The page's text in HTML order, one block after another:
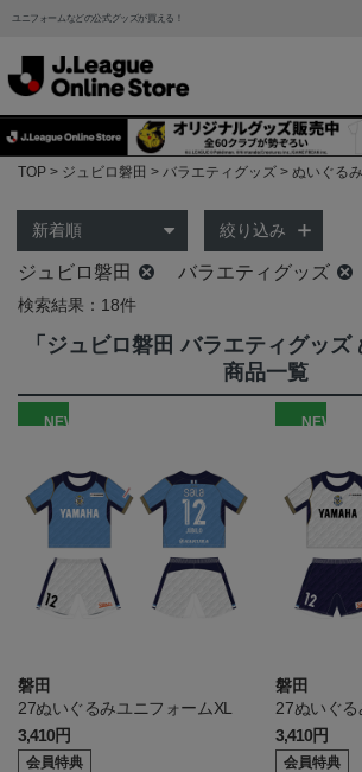
ユニフォームなどの公式グッズが買える！
TOP ジュビロ磐田 バラエティグッズ ぬいぐる
絞り込み
ジュビロ磐田 バラエティグッズ
検索結果：18件
「ジュビロ磐田 バラエティグッ
商品一覧
NEW
磐田
27ぬいぐるみユニフォームXL
3,410円
会員特典
NEW
磐田
27ぬいぐる
3,410円
会員特典